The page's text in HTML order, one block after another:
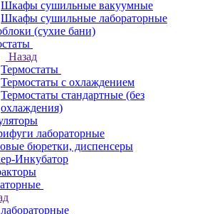
Шкафы сушильные вакуумные
Шкафы сушильные лабораторные
(сухие бани)
Назад
Термостаты
Термостаты с охлаждением
Термостаты стандартные (без
охлаждения)
лабораторные
бюретки, диспенсеры
Инкубатор